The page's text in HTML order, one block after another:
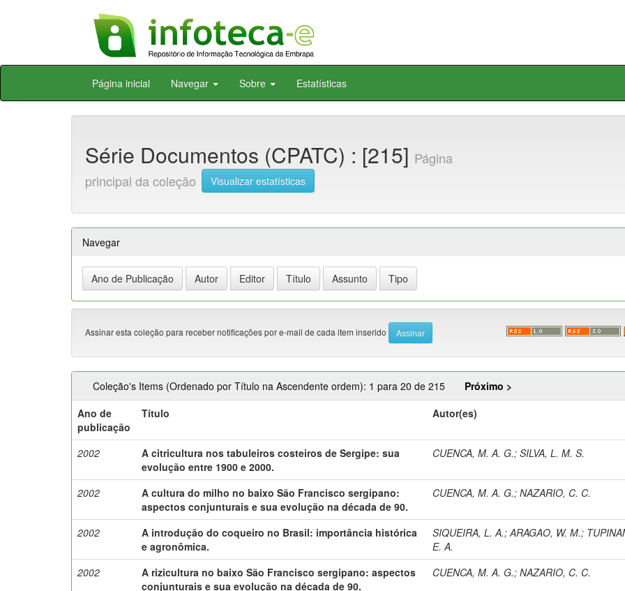
Skip
Página inicial Navegar Sobre Estatísticas
Série Documentos (CPATC) : [215] Página
principal da coleção
Visualizar estatísticas
Navegar
Assinar esta coleção para receber notificações por e-mail de cada item inserido
Coleção's Items (Ordenado por Título na Ascendente ordem): 1 para 20 de 215
Próximo >
Ano de
publicação
Título Autor(es)
2002
A citricultura nos tabuleiros costeiros de Sergipe: sua
evolução entre 1900 e 2000.
CUENCA, M. A. G.;SILVA, L. M. S.
2002
A cultura do milho no baixo São Francisco sergipano:
aspectos conjunturais e sua evolução na década de 90.
CUENCA, M. A. G.;NAZARIO, C. C.
2002
A introdução do coqueiro no Brasil: importância histórica
e agronômica.
SIQUEIRA, L. A.;ARAGAO, W. M.;
E. A.
2002
A rizicultura no baixo São Francisco sergipano: aspectos
conjunturais e sua evolução na década de 90.
CUENCA, M. A. G.;NAZARIO, C. C.